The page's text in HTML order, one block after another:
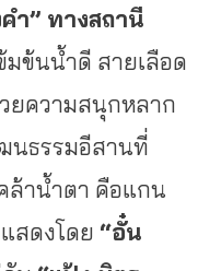
ำ” ทางสถานี
มข้นน้ำดี สายเลือด
ยความสนุกหลาก
นธรรมอีสานที่
ล้าน้ำตา คือแกน
สดงโดย “อั๋น